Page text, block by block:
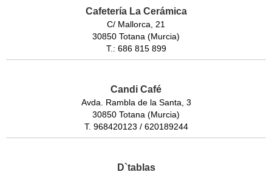
Cafetería La Cerámica
C/ Mallorca, 21
30850 Totana (Murcia)
T.: 686 815 899
Candi Café
Avda. Rambla de la Santa, 3
30850 Totana (Murcia)
T. 968420123 / 620189244
D`tablas